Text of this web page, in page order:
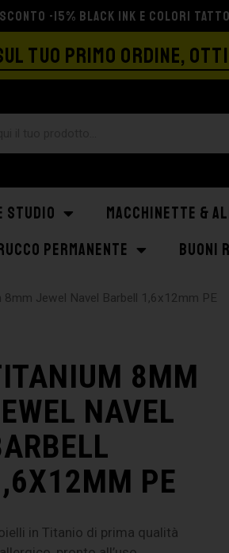
SPEDIZIONE GRATIS A PARTIRE DA €129
TUO PRIMO ORDINE,
STUDIO MACCHINETTE &
PERMANENTE BUONI
8mm Jewel Navel Barbell 1,6x12mm PE
8MM
NAVEL
PE
in Titanio di prima qualità